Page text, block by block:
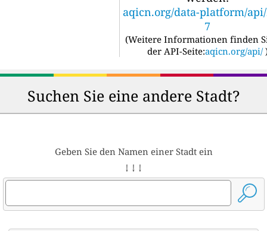
aqicn.org/data-platform/
7
(Weitere Informationen finden
der API-Seite:aqicn.org/api/
Suchen Sie eine andere Stadt?
Geben Sie den Namen einer Stadt ein
↓ ↓ ↓